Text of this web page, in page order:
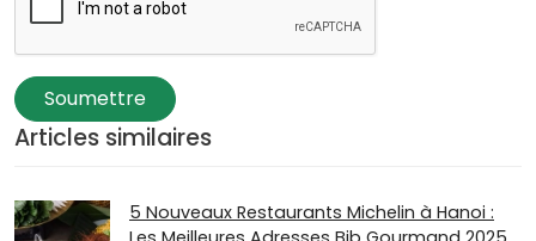
Soumettre
Articles similaires
5 Nouveaux Restaurants Michelin à Hanoi :